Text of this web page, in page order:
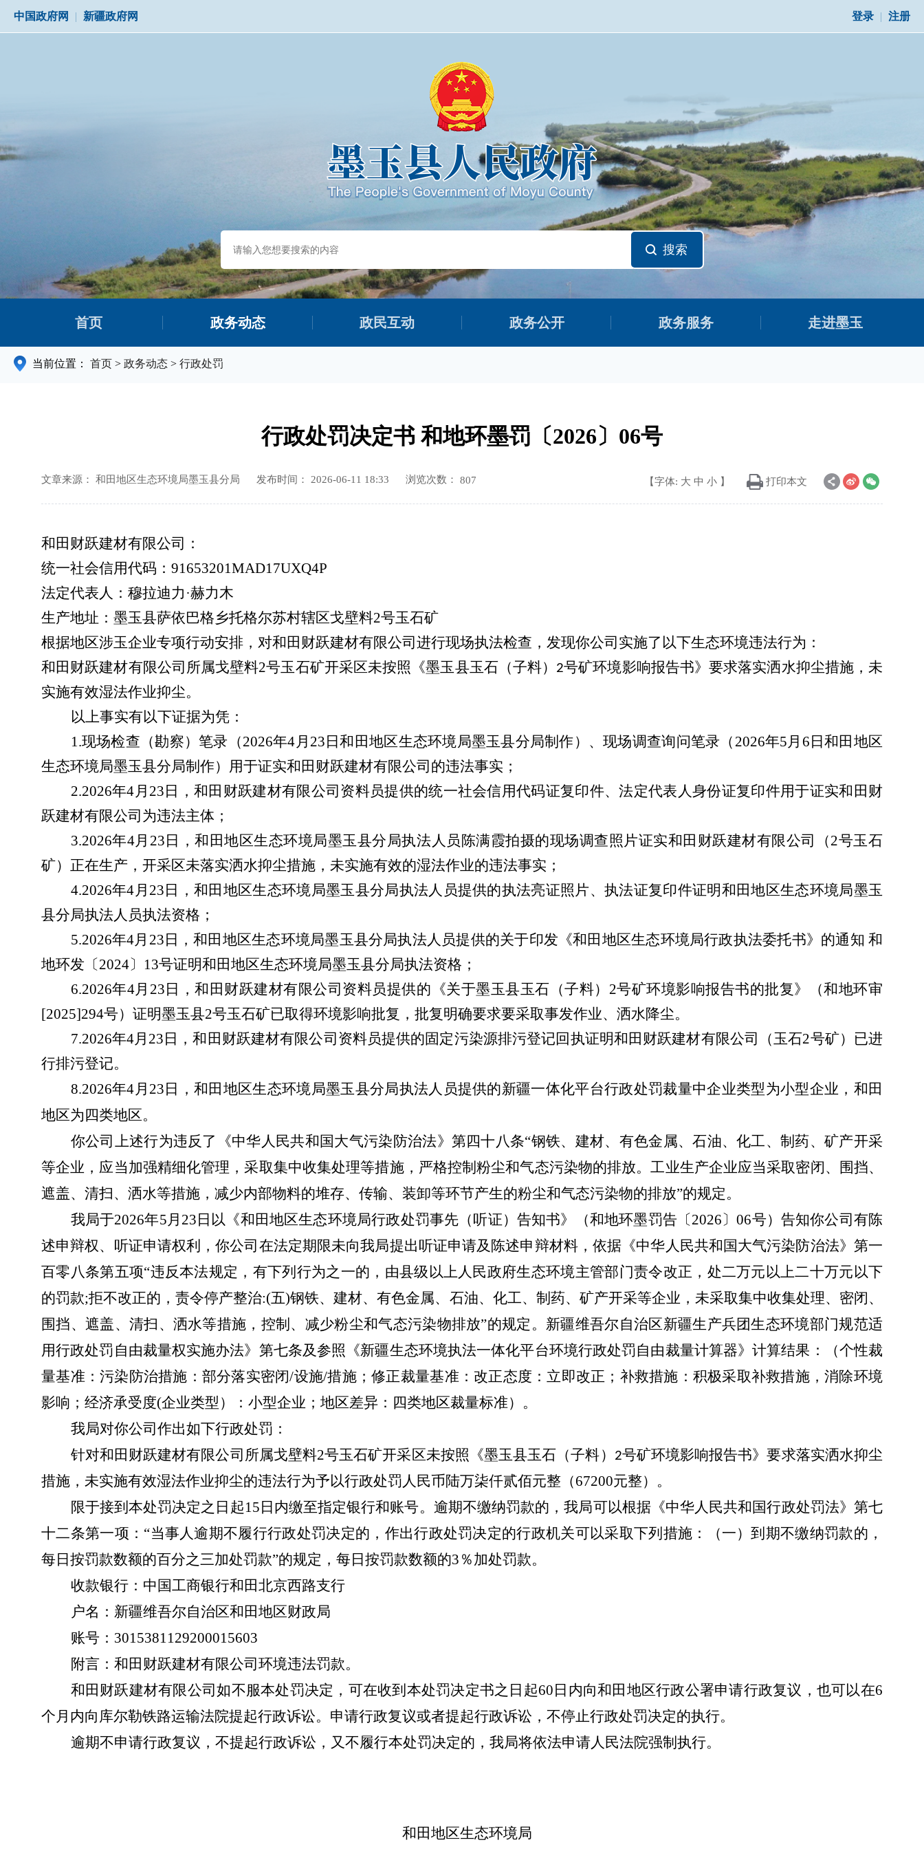
中国政府网 | 新疆政府网 登录 | 注册
搜索
首页 政务动态 政民互动 政务公开 政务服务 走进墨玉
当前位置： 首页 > 政务动态 > 行政处罚
行政处罚决定书 和地环墨罚〔2026〕06号
文章来源： 和田地区生态环境局墨玉县分局 发布时间： 2026-06-11 18:33 浏览次数： 807 【字体: 大 中 小 】 打印本文
和田财跃建材有限公司：
统一社会信用代码： 91653201MAD17UXQ4P
法定代表人： 穆拉迪力 ·赫力木
生产地址： 墨玉县萨依巴格乡托格尔苏村辖区戈壁料2号玉石矿
根据地区涉玉企业专项行动安排，对和田财跃建材有限公司进行现场执法检查，发现你公司实施了以下生态环境违法行为：
和田财跃建材有限公司所属戈壁料2号玉石矿开采区未按照《墨玉县玉石（子料） 2号矿环境影响报告书》要求落实洒水抑尘措施，未
实施有效湿法作业抑尘。
以上事实有以下证据为凭：
1.现场检查（勘察）笔录（2026年4月23日和田地区生态环境局墨玉县分局制作）、现场调查询问笔录（2026年5月6日和田地区
生态环境局墨玉县分局制作）用于证实和田财跃建材有限公司的违法事实；
2.2026年4月23日，和田财跃建材有限公司资料员提供的统一社会信用代码证复印件、法定代表人身份证复印件用于证实和田财
跃建材有限公司为违法主体；
3.2026年4月23日，和田地区生态环境局墨玉县分局执法人员陈满霞拍摄的现场调查照片证实和田财跃建材有限公司（2号玉石
矿）正在生产，开采区未落实洒水抑尘措施，未实施有效的湿法作业的违法事实；
4.2026年4月23日，和田地区生态环境局墨玉县分局执法人员提供的执法亮证照片、执法证复印件证明和田地区生态环境局墨玉
县分局执法人员执法资格；
5.2026年4月23日，和田地区生态环境局墨玉县分局执法人员提供的关于印发《和田地区生态环境局行政执法委托书》的通知 和
地环发〔2024〕13号证明和田地区生态环境局墨玉县分局执法资格；
6.2026年4月23日，和田财跃建材有限公司资料员提供的《关于墨玉县玉石（子料）2号矿环境影响报告书的批复》（和地环审
[2025]294号）证明墨玉县2号玉石矿已取得环境影响批复，批复明确要求要采取事发作业、洒水降尘。
7.2026年4月23日，和田财跃建材有限公司资料员提供的固定污染源排污登记回执证明和田财跃建材有限公司（玉石2号矿）已进
行排污登记。
8.2026年4月23日，和田地区生态环境局墨玉县分局执法人员提供的新疆一体化平台行政处罚裁量中企业类型为小型企业，和田
地区为四类地区。
你公司上述行为违反了《中华人民共和国大气污染防治法》第四十八条“钢铁、建材、有色金属、石油、化工、制药、矿产开采
等企业，应当加强精细化管理，采取集中收集处理等措施，严格控制粉尘和气态污染物的排放。工业生产企业应当采取密闭、围挡、
遮盖、清扫、洒水等措施，减少内部物料的堆存、传输、装卸等环节产生的粉尘和气态污染物的排放”的规定。
我局于2026年5月 23 日以《和田地区生态环境局行政处罚事先（听证）告知书》（和地环墨罚告〔2026〕06号）告知你公司有陈
述申辩权、听证申请权利，你公司在法定期限未向我局提出听证申请及陈述申辩材料， 依据《中华人民共和国大气污染防治法》第一
百零八条第五项“违反本法规定，有下列行为之一的，由县级以上人民政府生态环境主管部门责令改正，处二万元以上二十万元以下
的罚款;拒不改正的，责令停产整治:(五)钢铁、建材、有色金属、石油、化工、制药、矿产开采等企业，未采取集中收集处理、密闭、
围挡、遮盖、清扫、洒水等措施，控制、减少粉尘和气态污染物排放”的规定。 新疆维吾尔自治区新疆生产兵团生态环境部门规范适
用行政处罚自由裁量权实施办法》第七条及参照《新疆生态环境执法一体化平台环境行政处罚自由裁量计算器》计算结果：
（个性裁
量基准：污染防治措施：部分落实密闭/设施/措施；修正裁量基准：改正态度：立即改正；补救措施：积极采取补救措施，消除环境
影响；经济承受度(企业类型）：小型企业；地区差异：四类地区裁量标准）。
我局对你公司作出如下行政处罚：
针对和田财跃建材有限公司所属戈壁料2号玉石矿开采区未按照《墨玉县玉石（子料） 2号矿环境影响报告书》要求落实洒水抑尘
措施，未实施有效湿法作业抑尘的违法行为予以行政处罚人民币陆万柒仟贰佰元整（67200元整）。
限于接到本处罚决定之日起15 日内缴至指定银行和账号。逾期不缴纳罚款的，我局可以根据《中华人民共和国行政处罚法》第七
十二条第一项：“当事人逾期不履行行政处罚决定的，作出行政处罚决定的行政机关可以采取下列措施：（一）到期不缴纳罚款的，
每日按罚款数额的百分之三加处罚款”的规定，每日按罚款数额的3 ％加处罚款。
收款银行：中国工商银行和田北京西路支行
户名：新疆维吾尔自治区和田地区财政局
账号： 3015381129200015603
附言： 和田财跃建材有限公司 环境违法罚款。
和田财跃建材有限公司如不服本处罚决定，可在收到本处罚决定书之日起60 日内向和田地区行政公署申请行政复议，也可以在6
个月内向库尔勒铁路运输法院提起行政诉讼。申请行政复议或者提起行政诉讼，不停止行政处罚决定的执行。
逾期不申请行政复议，不提起行政诉讼，又不履行本处罚决定的，我局将依法申请人民法院强制执行。
和田地区生态环境局